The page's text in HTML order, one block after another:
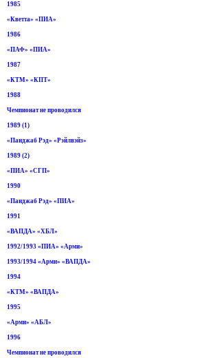
1985
«Кветта» «ПИА»
1986
«ПАФ» «ПИА»
1987
«КТМ» «КПТ»
1988
Чемпионат не проводился
1989 (1)
«Панджаб Рэд» «Рэйлвэйз»
1989 (2)
«ПИА» «СГП»
1990
«Панджаб Рэд» «ПИА»
1991
«ВАПДА» «ХБЛ»
1992/1993 «ПИА» «Арми»
1993/1994 «Арми» «ВАПДА»
1994
«КТМ» «ВАПДА»
1995
«Арми» «АБЛ»
1996
Чемпионат не проводился